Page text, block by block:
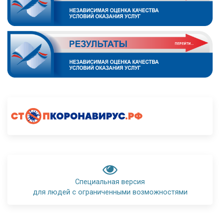
Специальная версия
для людей с ограниченными возможностями